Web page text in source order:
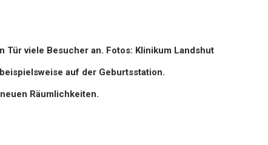
Tür viele Besucher an. Fotos: Klinikum Landshut
auf der Geburtsstation.
Räumlichkeiten.